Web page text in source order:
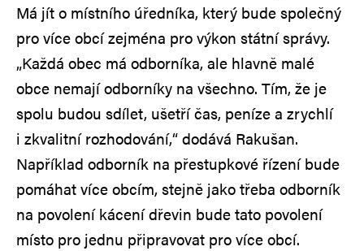
Má jít o místního úředníka, který bude společný
pro více obcí zejména pro výkon státní správy.
„Každá obec má odborníka, ale hlavně malé
obce nemají odborníky na všechno. Tím, že je
spolu budou sdílet, ušetří čas, peníze a zrychlí
i zkvalitní rozhodování,“ dodává Rakušan.
Například odborník na přestupkové řízení bude
pomáhat více obcím, stejně jako třeba odborník
na povolení kácení dřevin bude tato povolení
místo pro jednu připravovat pro více obcí.